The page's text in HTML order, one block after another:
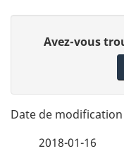
t
a
n
Avez-vous
2018-01-16